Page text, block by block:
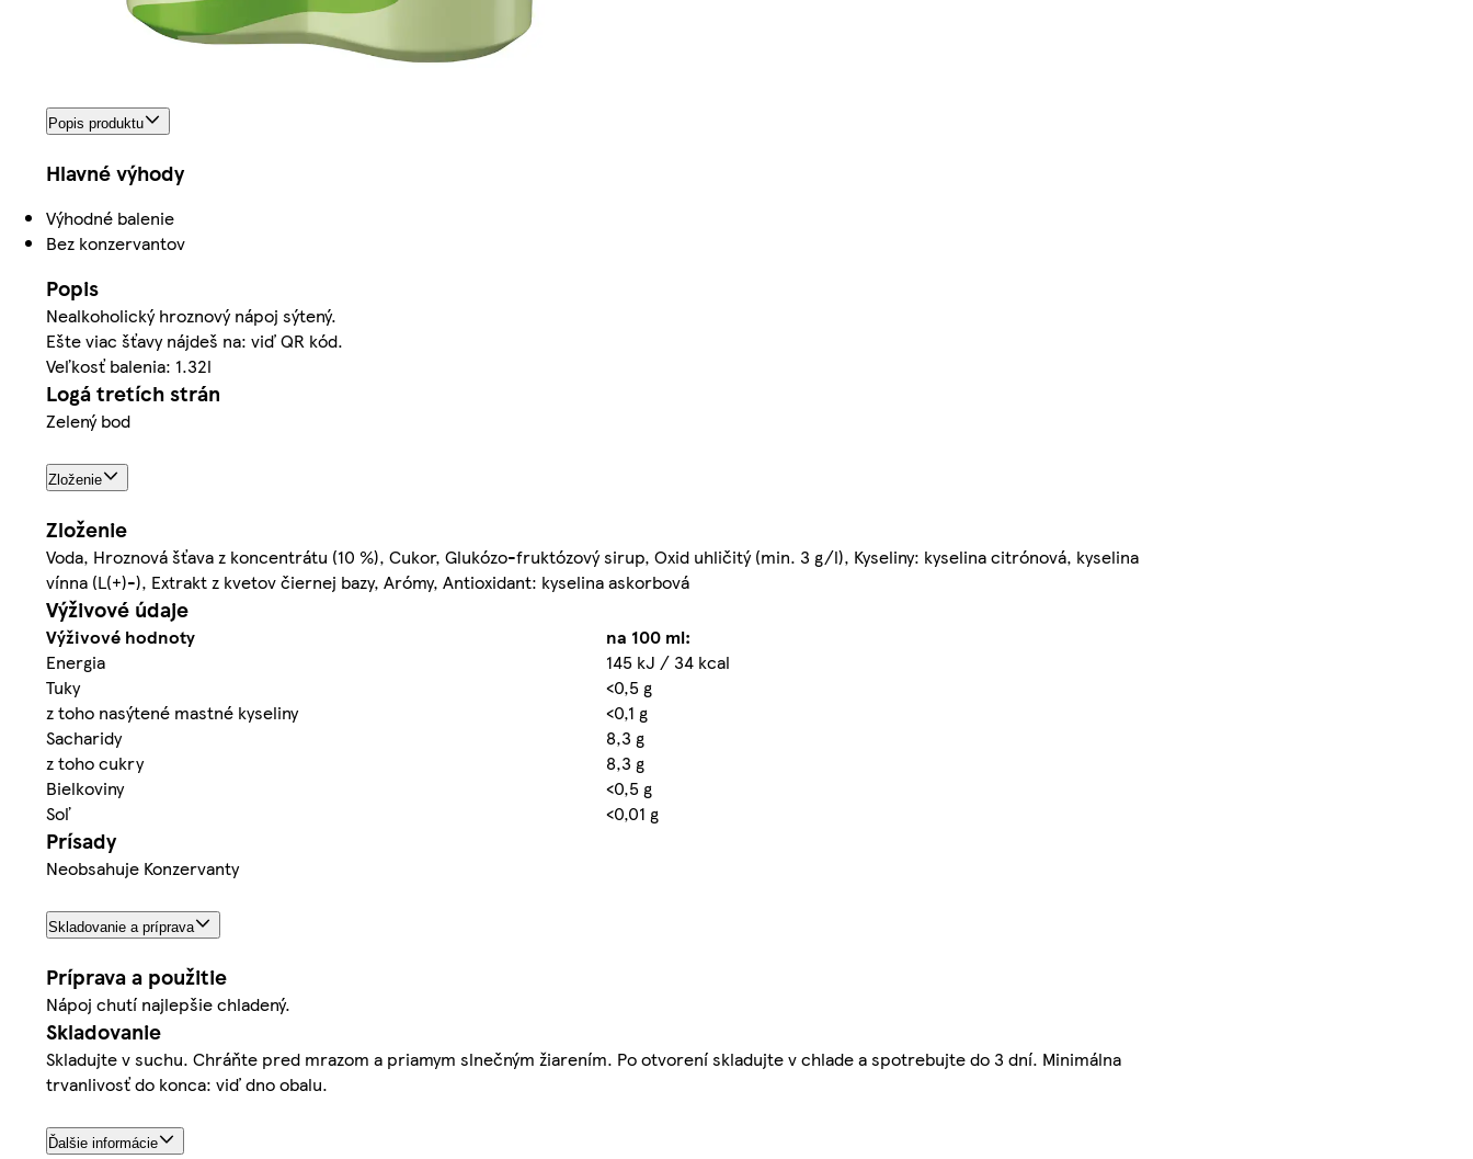
Popis produktu
Hlavné výhody
Výhodné balenie
Bez konzervantov
Popis
Nealkoholický hroznový nápoj sýtený.
Ešte viac šťavy nájdeš na: viď QR kód.
Veľkosť balenia: 1.32l
Logá tretích strán
Zelený bod
Zloženie
Zloženie
Voda, Hroznová šťava z koncentrátu (10 %), Cukor, Glukózo-fruktózový sirup, Oxid uhličitý (min. 3 g/l), Kyseliny: kyselina citrónová, kyselina
vínna (L(+)-), Extrakt z kvetov čiernej bazy, Arómy, Antioxidant: kyselina askorbová
Výživové údaje
Výživové hodnoty
na 100 ml:
Energia
145 kJ / 34 kcal
Tuky
<0,5 g
z toho nasýtené mastné kyseliny
<0,1 g
Sacharidy
8,3 g
z toho cukry
8,3 g
Bielkoviny
<0,5 g
Soľ
<0,01 g
Prísady
Neobsahuje Konzervanty
Skladovanie a príprava
Príprava a použitie
Nápoj chutí najlepšie chladený.
Skladovanie
Skladujte v suchu. Chráňte pred mrazom a priamym slnečným žiarením. Po otvorení skladujte v chlade a spotrebujte do 3 dní. Minimálna
trvanlivosť do konca: viď dno obalu.
Ďalšie informácie